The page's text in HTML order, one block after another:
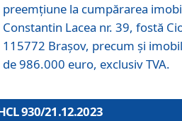
preemțiune la cumpărarea
Constantin Lacea nr. 39, fostă
115772 Brașov, precum și
de 986.000 euro, exclusiv TVA.
930/21.12.2023